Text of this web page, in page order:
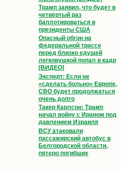
Трамп заявил, что будет в
четвёртый раз
баллотироваться в
президенты США
Опасный обгон на
федеральной трассе
перед близко едущей
легковушкой попал в кадр
[ВИДЕО]
Эксперт: Если не
«сделать больно» Европе,
СВО будет продолжаться
очень долго
Такер Карлсон: Трамп
начал войну с Ираном под
давлением Израиля
ВСУ атаковали
пассажирский автобус в
Белгородской области,
пятеро погибших